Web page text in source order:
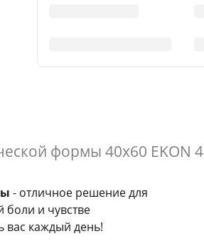
формы 40х60 EKON
- отличное решение для
и чувстве
вас каждый день!